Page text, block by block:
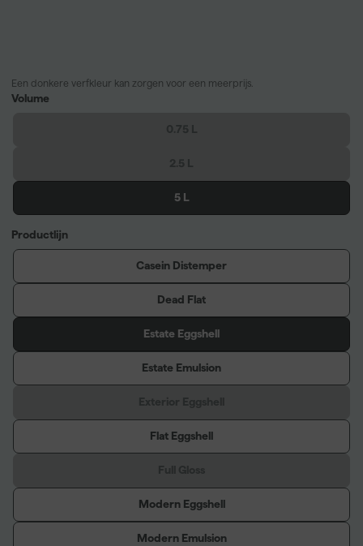
Een donkere verfkleur kan zorgen voor een meerprijs.
Volume
5 L
Productlijn
Casein Distemper
Dead Flat
Estate Eggshell
Estate Emulsion
Flat Eggshell
Modern Eggshell
Modern Emulsion